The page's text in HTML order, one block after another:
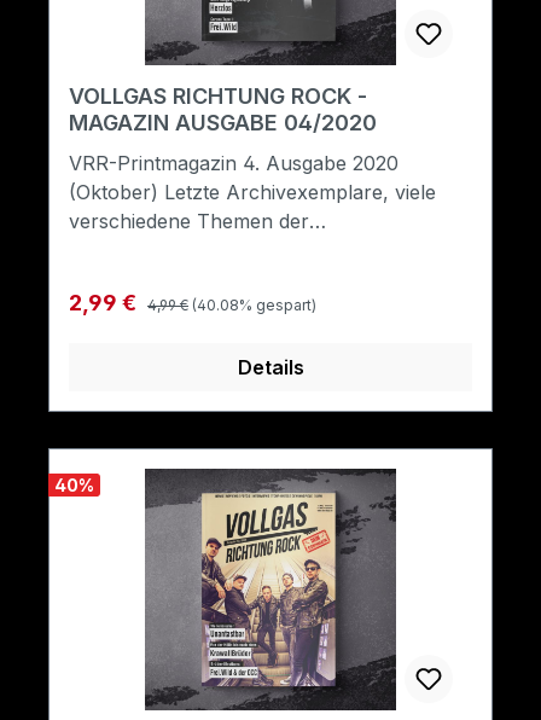
VOLLGAS RICHTUNG ROCK -
MAGAZIN AUSGABE 04/2020
VRR-Printmagazin 4. Ausgabe 2020
(Oktober) Letzte Archivexemplare, viele
verschiedene Themen der
Verkaufspreis:
2,99 € Regulärer Preis:
4,99 € (40.08% gespart)
Details
40%